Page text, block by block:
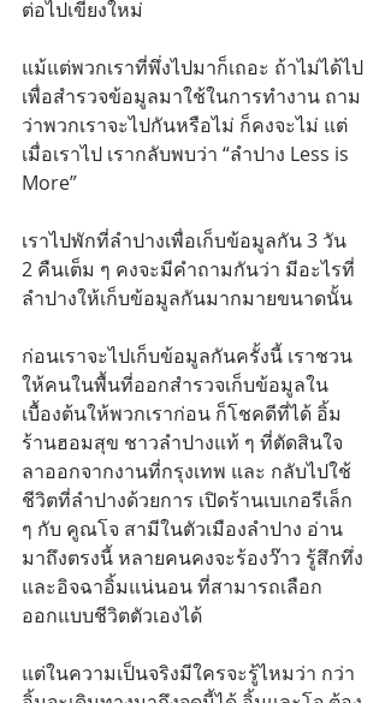
ต่อไปเขียงใหม่
แม้แต่พวกเราที่พึ่งไปมาก็เถอะ ถ้าไม่ได้ไป
เพื่อสำรวจข้อมูลมาใช้ในการทำงาน ถาม
ว่าพวกเราจะไปกันหรือไม่ ก็คงจะไม่ แต่
เมื่อเราไป เรากลับพบว่า “ลำปาง Less is
More”
เราไปพักที่ลำปางเพื่อเก็บข้อมูลกัน 3 วัน
2 คืนเต็ม ๆ คงจะมีคำถามกันว่า มีอะไรที่
ลำปางให้เก็บข้อมูลกันมากมายขนาดนั้น
ก่อนเราจะไปเก็บข้อมูลกันครั้งนี้ เราชวน
ให้คนในพื้นที่ออกสำรวจเก็บข้อมูลใน
เบื้องต้นให้พวกเราก่อน ก็โชคดีที่ได้ อิ้ม
ร้านฮอมสุข ชาวลำปางแท้ ๆ ที่ตัดสินใจ
ลาออกจากงานที่กรุงเทพ และ กลับไปใช้
ชีวิตที่ลำปางด้วยการ เปิดร้านเบเกอรีเล็ก
ๆ กับ คูณโจ สามีในตัวเมืองลำปาง อ่าน
มาถึงตรงนี้ หลายคนคงจะร้องว๊าว รู้สึกทึ่ง
และอิจฉาอิ้มแน่นอน ที่สามารถเลือก
ออกแบบชีวิตตัวเองได้
แต่ในความเป็นจริงมีใครจะรู้ไหมว่า กว่า